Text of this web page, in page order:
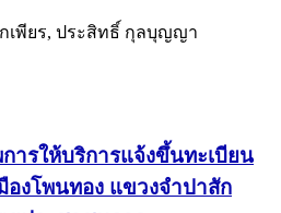
เพียร, ประสิทธิ์ กุลบุญญา
ารให้บริการแจ้งขึ้นทะเบียน
องโพนทอง แขวงจำปาสัก